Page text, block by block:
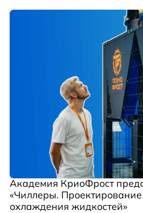
Академия КриоФрост
«Чиллеры. Проектирование
охлаждения жидкостей»